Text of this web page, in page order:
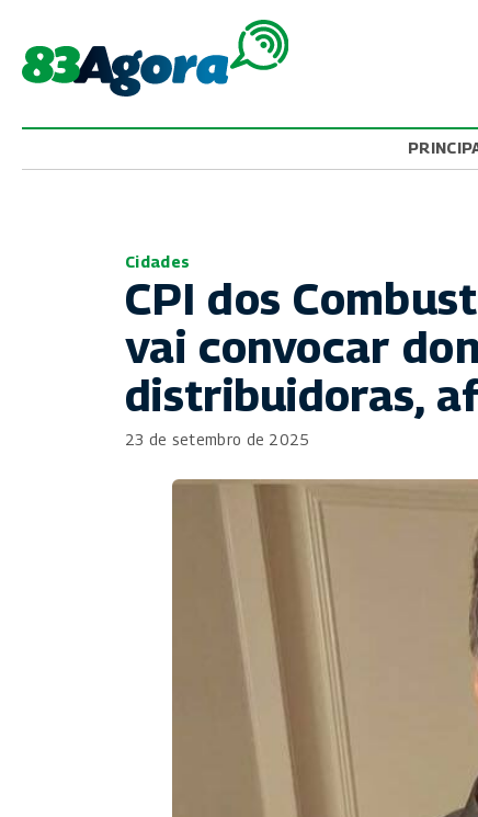
Cidades
CPI dos
vai convocar
distribuidoras,
23 de setembro de 2025